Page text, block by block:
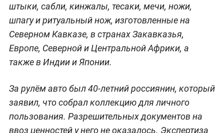
штыки, сабли, кинжалы, тесаки, мечи, ножи,
шпагу и ритуальный нож, изготовленные на
Северном Кавказе, в странах Закавказья,
Европе, Северной и Центральной Африки, а
также в Индии и Японии.
За рулём авто был 40-летний россиянин, который
заявил, что собрал коллекцию для личного
пользования. Разрешительных документов на
ввоз ценностей у него не оказалось. Экспертиза